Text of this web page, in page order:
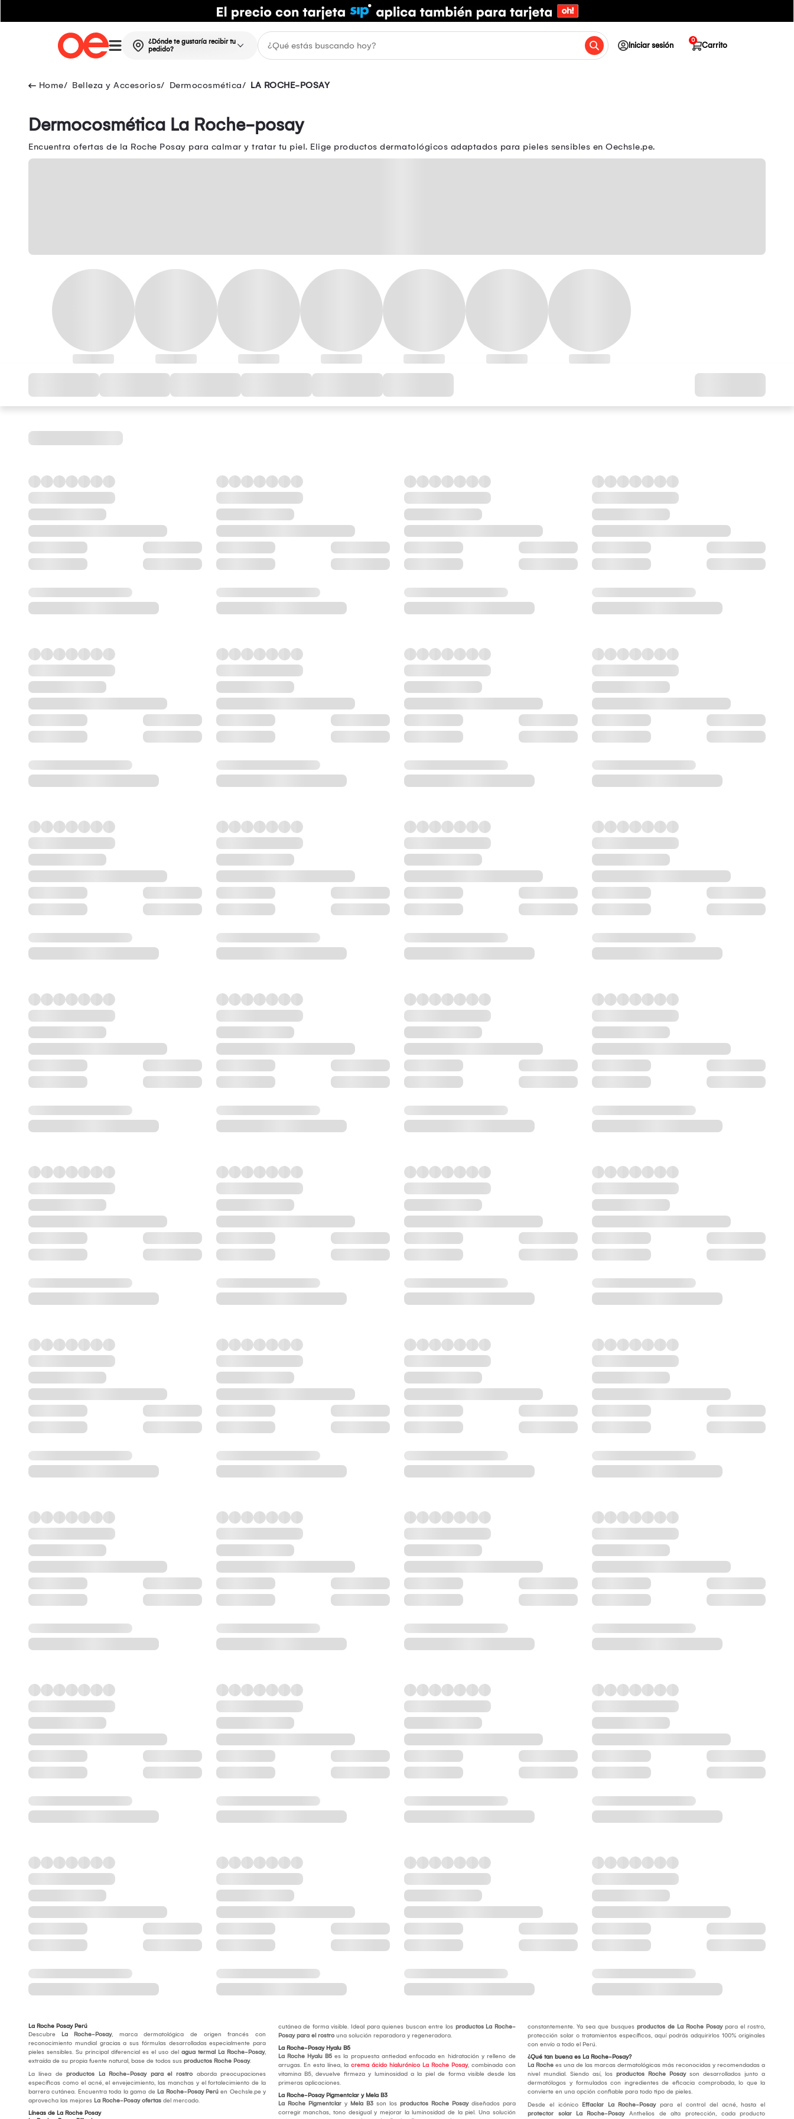
¿Dónde te gustaría recibir tu
pedido?
Iniciar sesión Carrito
0
Belleza y Accesorios Dermocosmética LA ROCHE-POSAY
Dermocosmética La Roche-posay
Encuentra ofertas de la Roche Posay para calmar y tratar tu piel. Elige productos dermatológicos adaptados para pieles sensibles en Oechsle.pe.
La Roche Posay Perú
Descubre
La Roche-Posay, marca dermatológica de origen francés con
reconocimiento mundial gracias a sus fórmulas desarrolladas especialmente para
pieles sensibles. Su principal diferencial es el uso del agua termal La Roche-Posay,
extraída de su propia fuente natural, base de todos sus productos Roche Posay.
La línea de productos La Roche-Posay para el rostro aborda preocupaciones
específicas como el acné, el envejecimiento, las manchas y el fortalecimiento de la
barrera cutánea. Encuentra toda la gama de La Roche-Posay Perú en Oechsle.pe y
aprovecha las mejores La Roche-Posay ofertas del mercado.
Líneas de La Roche Posay
cutánea de forma visible. Ideal para quienes buscan entre los productos La Roche-
Posay para el rostrouna solución reparadora y regeneradora.
La Roche-Posay Hyalu B5
La Roche Hyalu B5es la propuesta antiedad enfocada en hidratación y relleno de
arrugas. En esta línea, la crema ácido hialurónico La Roche Posay, combinada con
vitamina B5, devuelve firmeza y luminosidad a la piel de forma visible desde las
primeras aplicaciones.
La Roche-Posay Pigmentclar y Mela B3
La Roche Pigmentclary Mela B3son los productos Roche Posaydiseñados para
corregir manchas, tono desigual y mejorar la luminosidad de la piel. Una solución
constantemente. Ya sea que busquesproductos de La Roche Posaypara el rostro,
protección solar o tratamientos específicos, aquí podrás adquirirlos 100% originales
con envío a todo el Perú.
¿Qué tan buena es La Roche-Posay?
La Roche es una de las marcas dermatológicas más reconocidas y recomendadas a
nivel mundial. Siendo así, losproductos Roche Posayson desarrollados junto a
dermatólogos y formulados con ingredientes de eficacia comprobada, lo que la
convierte en una opción confiable para todo tipo de pieles.
Desde el icónico
Effaclar La Roche-Posaypara el control del acné, hasta el
protector solar La Roche-PosayAnthelios de alta protección, cada producto